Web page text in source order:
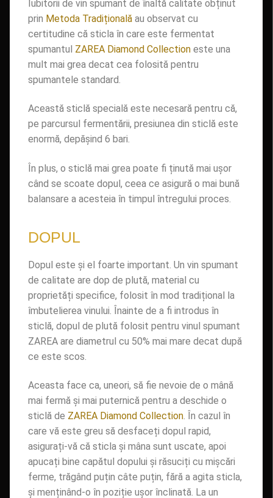
Iubitorii de vin spumant de înaltă calitate obținut
prin Metoda Tradițională au observat cu
certitudine că sticla în care este fermentat
spumantul ZAREA Diamond Collection este una
mult mai grea decat cea folosită pentru
spumantele standard.
Această sticlă specială este necesară pentru că,
pe parcursul fermentării, presiunea din sticlă este
enormă, depășind 6 bari.
În plus, o sticlă mai grea poate fi ținută mai ușor
când se scoate dopul, ceea ce asigură o mai bună
balansare a acesteia în timpul întregului proces.
DOPUL
Dopul este și el foarte important. Un vin spumant
de calitate are dop de plută, material cu
proprietăți specifice, folosit în mod tradițional la
îmbutelierea vinului. Înainte de a fi introdus în
sticlă, dopul de plută folosit pentru vinul spumant
ZAREA are diametrul cu 50% mai mare decat după
ce este scos.
Aceasta face ca, uneori, să fie nevoie de o mână
mai fermă și mai puternică pentru a deschide o
sticlă de ZAREA Diamond Collection. În cazul în
care vă este greu să desfaceți dopul rapid,
asigurați-vă că sticla și mâna sunt uscate, apoi
apucați bine capătul dopului și răsuciți cu mișcări
ferme, trăgând puțin câte puțin, fără a agita sticla,
și menținând-o în poziție ușor înclinată. La un